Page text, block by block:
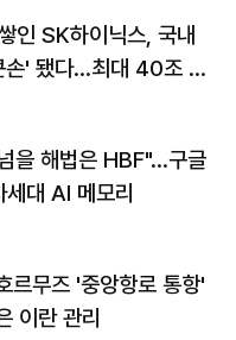
인 SK하이닉스, 국내
손' 됐다…최대 40조 투
을 해법은 HBF"…구글
대 AI 메모리
르무즈 '중앙항로 통항'
이란 관리